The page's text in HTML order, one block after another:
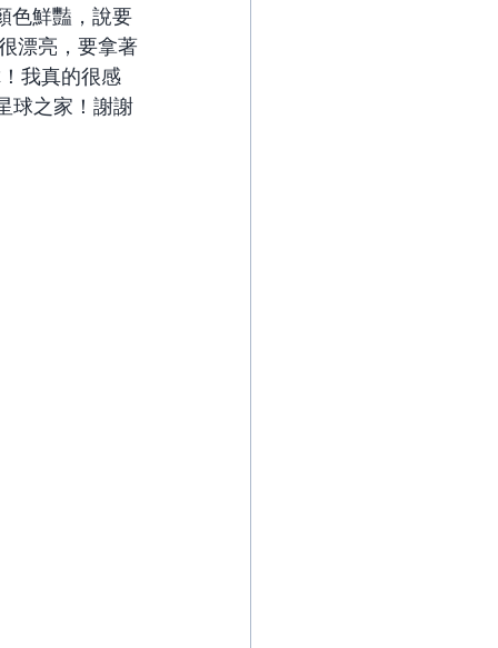
色鮮豔，說要
漂亮，要拿著
我真的很感
球之家！謝謝